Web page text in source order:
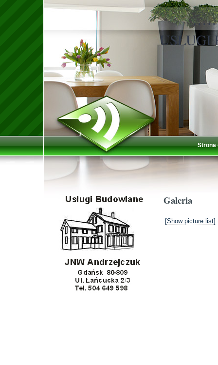
USŁUGI
Strona
Galeria
[Show picture list]